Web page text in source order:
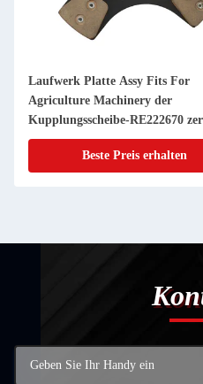
Laufwerk Platte Assy Fits For
Agriculture Machinery der
Kupplungsscheibe-RE222670
Zoll 20 KEIL
Beste Preis erhalten